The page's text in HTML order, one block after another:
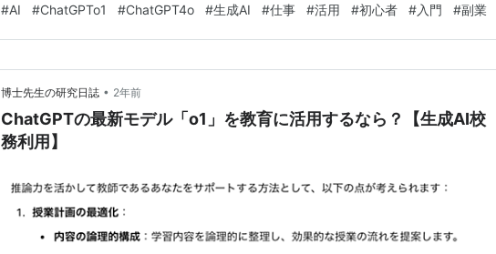
分からない…」。 そう感じたことはありませんか？ 特に…
#AI #ChatGPTo1 #ChatGPT4o #生成AI #仕事 #活用 #初心者 #入門 #副業
博士先生の研究日誌 • 2年前
ChatGPTの最新モデル「o1」を教育に活用するなら？【生成AI校
務利用】